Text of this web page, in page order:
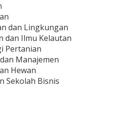
dan Lingkungan
dan Ilmu Kelautan
Pertanian
Manajemen
Hewan
Sekolah Bisnis